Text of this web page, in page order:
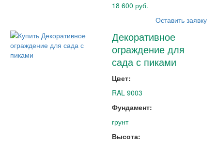
18 600 руб.
Оставить заявку
Декоративное
ограждение для
сада с пиками
Цвет:
RAL 9003
Фундамент:
грунт
Высота: